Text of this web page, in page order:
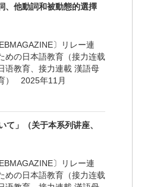
、他動詞和被動態的選擇
〕リレー連
の日本語教育（接力连载
语教育、接力連載 漢語母
） 2025年11月
て」（关于本系列讲座、
〕リレー連
の日本語教育（接力连载